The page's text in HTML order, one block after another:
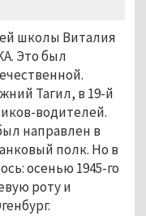
школы Виталия
Это был
Тагил, в 19-й
водителей.
направлен в
полк. Но в
осенью 1945-го
роту и